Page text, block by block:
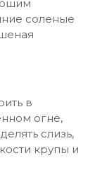
соленые
в
огне,
слизь,
крупы и